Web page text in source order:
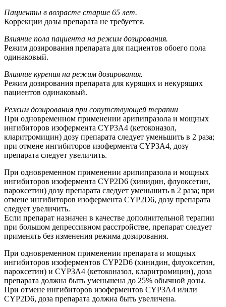
Пациенты в возрасте старше 65 лет.
Коррекции дозы препарата не требуется.
Влияние пола пациента на режим дозирования.
Режим дозирования препарата для пациентов обоего пола
одинаковый.
Влияние курения на режим дозирования.
Режим дозирования препарата для курящих и некурящих
пациентов одинаковый.
Режим дозирования при сопутствующей терапии
При одновременном применении арипипразола и мощных
ингибиторов изофермента CYP3A4 (кетоконазол,
кларитромицин) дозу препарата следует уменьшить в 2 раза;
при отмене ингибиторов изофермента CYP3A4, дозу
препарата следует увеличить.
При одновременном применении арипипразола и мощных
ингибиторов изофермента CYP2D6 (хинидин, флуоксетин,
пароксетин) дозу препарата следует уменьшить в 2 раза; при
отмене ингибиторов изофермента CYP2D6, дозу препарата
следует увеличить.
Если препарат назначен в качестве дополнительной терапии
при большом депрессивном расстройстве, препарат следует
применять без изменения режима дозирования.
При одновременном применении препарата и мощных
ингибиторов изоферментов CYP2D6 (хинидин, флуоксетин,
пароксетин) и CYP3A4 (кетоконазол, кларитромицин), доза
препарата должна быть уменьшена до 25% обычной дозы.
При отмене ингибиторов изоферментов CYP3A4 и/или
CYP2D6, доза препарата должна быть увеличена.